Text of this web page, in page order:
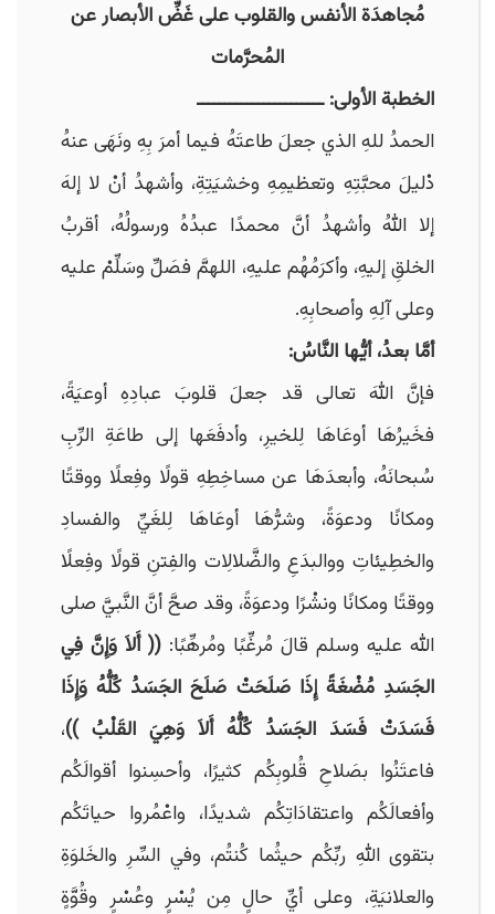
مُجاهدَة الأنفس والقلوب على غَضِّ الأبصار عن
المُحرَّمات
الخطبة الأولى: ـــــــــــــــــــــــ
الحمدُ للهِ الذي جعلَ طاعتَهُ فيما أمرَ بِهِ ونَهَى عنهُ
دْليلَ محبَّتِهِ وتعظيمِهِ وخشيَتِةِ، وأشهدُ أنْ لا إلهَ
إلا اللهُ وأشهدُ أنَّ محمدًا عبدُهُ ورسولُهُ، أقربُ
الخلقِ إليهِ، وأكرَمُهُم عليهِ، اللهمَّ فصَلِّ وسَلِّمْ عليه
وعلى آلِهِ وأصحابِهِ.
أمَّا بعدُ، أيُّها النَّاسُ:
فإنَّ اللهَ تعالى قد جعلَ قلوبَ عبادِهِ أوعيَةً،
فخَيرُهَا أوعَاهَا لِلخيرِ، وأدفَعَها إلى طاعَةِ الرِّبِ
سُبحانَهُ، وأبعدَهَا عن مساخِطِهِ قولًا وفِعلًا ووقتًا
ومكانًا ودعوَةً، وشرُّهَا أوعَاهَا لِلغَيِّ والفسادِ
والخطِيئاتِ ووالبدَعِ والضَّلالِات والفِتنِ قولًا وفِعلًا
ووقتًا ومكانًا ونشْرًا ودعوَةً، وقد صحَّ أنَّ النَّبيَّ صلى
الله عليه وسلم قالَ مُرغِّبًا ومُرهِّبًا: (( أَلاَ وَإِنَّ فِي
الجَسَدِ مُضْغَةً إِذَا صَلَحَتْ صَلَحَ الجَسَدُ كُلُّهُ وَإِذَا
فَسَدَتْ فَسَدَ الجَسَدُ كُلُّهُ أَلاَ وَهِيَ القَلْبُ ))،
فاعتَنُوا بصَلاحِ قُلوبِكُم كثيرًا، وأحسِنوا أقوالَكُم
وأفعالَكُم واعتقادَاتِكُم شديدًا، واعْمُروا حياتَكُم
بتقوى اللهِ ربِّكُم حيثُما كُنتُم، وفي السِّرِ والخَلوَةِ
والعلانيَةِ، وعلى أيِّ حالٍ مِن يُسْرٍ وعُسْرٍ وقُوَّةٍ